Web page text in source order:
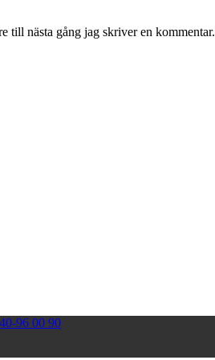
till nästa gång jag skriver en kommentar.
96 00 90